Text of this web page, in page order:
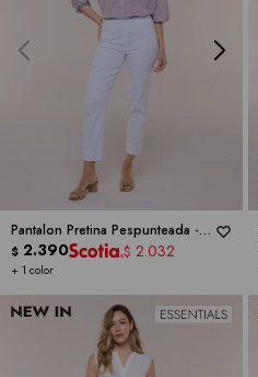
Pantalon Pretina Pespunteada -
ZAC & RACHEL
+ 1 color
$ 2.390 $ 2.032